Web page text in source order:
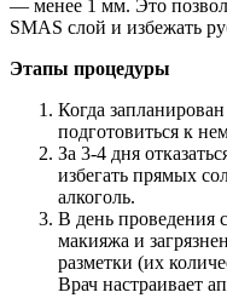
— менее 1 мм. Это
SMAS слой и избежать
Этапы процедуры
Когда
подготовиться к
За 3-4 дня
избегать прямых
алкоголь.
В день проведения
макияжа и
разметки (их
Врач настраивает